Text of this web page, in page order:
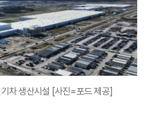
차 생산시설 [사진=포드 제공]